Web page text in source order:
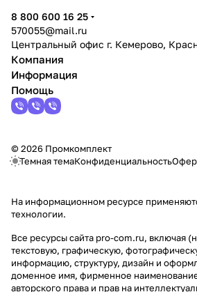
8 800 600 16 25
570055@mail.ru
Центральный офис г. Кемерово,
Компания
Информация
Помощь
© 2026 Промкомплект
Темная темаКонфиденциальность
На информационном ресурсе
технологии.
Все ресурсы сайта pro-com.ru, включая
текстовую, графическую,
информацию, структуру, дизайн и
доменное имя, фирменное
авторского права и прав на